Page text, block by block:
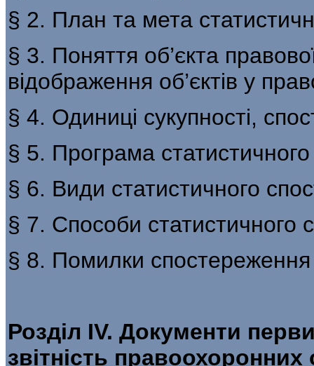
§ 2. План та мета
§ 3. Поняття об’єкта
відображення об’єктів у
§ 4. Одиниці сукупності,
§ 5. Програма
§ 6. Види статистичного
§ 7. Способи статистичного
§ 8. Помилки
Розділ ІV. Документи
звітність правоохоронних